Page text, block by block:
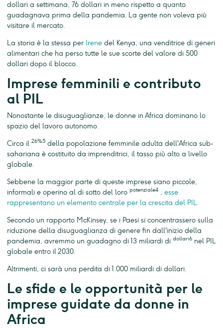
dollari a settimana, 76 dollari in meno rispetto a quanto
guadagnava prima della pandemia. La gente non voleva più
visitare il mercato.
La storia è la stessa per Irene del Kenya, una venditrice di generi
alimentari che ha perso tutte le sue scorte del valore di 500
dollari dopo il blocco.
Imprese femminili e contributo
al PIL
Nonostante le disuguaglianze, le donne in Africa dominano lo
spazio del lavoro autonomo.
Circa il 26%5 della popolazione femminile adulta dell'Africa sub-
sahariana è costituito da imprenditrici, il tasso più alto a livello
globale.
Sebbene la maggior parte di queste imprese siano piccole,
informali e operino al di sotto del loro potenziale4 , esse
rappresentano un elemento centrale per la crescita del PIL.
Secondo un rapporto McKinsey, se i Paesi si concentrassero sulla
riduzione della disuguaglianza di genere fin dall'inizio della
pandemia, avremmo un guadagno di 13 miliardi di dollari6 nel PIL
globale entro il 2030.
Altrimenti, ci sarà una perdita di 1.000 miliardi di dollari.
Le sfide e le opportunità per le
imprese guidate da donne in
Africa